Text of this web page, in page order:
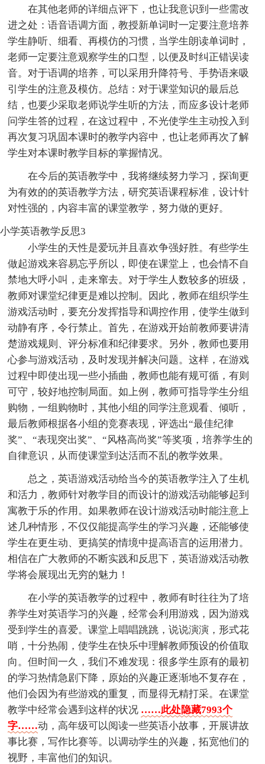
在其他老师的详细点评下，也让我意识到一些需改
进之处：语音语调方面，教授新单词时一定要注意培养
学生静听、细看、再模仿的习惯，当学生朗读单词时，
老师一定要注意观察学生的口型，以便及时纠正错误读
音。对于语调的培养，可以采用升降符号、手势语来吸
引学生的注意及模仿。总结：对于课堂知识的最后总
结，也要少采取老师说学生听的方法，而应多设计老师
问学生答的过程，在这过程中，不光使学生主动投入到
再次复习巩固本课时的教学内容中，也让老师再次了解
学生对本课时教学目标的掌握情况。
在今后的英语教学中，我将继续努力学习，探询更
为有效的的英语教学方法，研究英语课程标准，设计针
对性强的，内容丰富的课堂教学，努力做的更好。
小学英语教学反思3
小学生的天性是爱玩并且喜欢争强好胜。有些学生
做起游戏来容易忘乎所以，即使在课堂上，也会情不自
禁地大呼小叫，走来窜去。对于学生人数较多的班级，
教师对课堂纪律更是难以控制。因此，教师在组织学生
游戏活动时，要充分发挥指导和调控作用，使学生做到
动静有序，令行禁止。首先，在游戏开始前教师要讲清
楚游戏规则、评分标准和纪律要求。另外，教师也要用
心参与游戏活动，及时发现并解决问题。这样，在游戏
过程中即使出现一些小插曲，教师也能有规可循，有则
可守，较好地控制局面。如上例，教师可指导学生分组
购物，一组购物时，其他小组的同学注意观看、倾听，
最后教师根据各小组的竞赛表现，评选出“最佳纪律
奖”、“表现突出奖”、“风格高尚奖”等奖项，培养学生的
自律意识，从而使课堂到达活而不乱的教学效果。
总之，英语游戏活动给当今的英语教学注入了生机
和活力，教师针对教学目的而设计的游戏活动能够起到
寓教于乐的作用。如果教师在设计游戏活动时能注意上
述几种情形，不仅仅能提高学生的学习兴趣，还能够使
学生在更生动、更搞笑的情境中提高语言的运用潜力。
相信在广大教师的不断实践和反思下，英语游戏活动教
学将会展现出无穷的魅力！
在小学的英语教学的过程中，教师有时往往为了培
养学生对英语学习的兴趣，经常会利用游戏，因为游戏
受到学生的喜爱。课堂上唱唱跳跳，说说演演，形式花
哨，十分热闹，使学生在快乐中理解教师预设的价值取
向。但时间一久，我们不难发现：很多学生原有的最初
的学习热情急剧下降，原始的兴趣正逐渐地不复存在，
他们会因为有些游戏的重复，而显得无精打采。在课堂
教学中经常会遇到这样的状况 ……此处隐藏7993个
字……动，高年级可以阅读一些英语小故事，开展讲故
事比赛，写作比赛等。以调动学生的兴趣，拓宽他们的
视野，丰富他们的知识。